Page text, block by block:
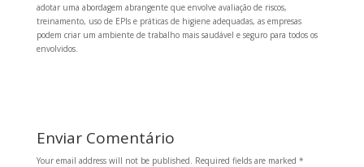
adotar uma abordagem abrangente que envolve avaliação de riscos,
treinamento, uso de EPIs e práticas de higiene adequadas, as empresas
podem criar um ambiente de trabalho mais saudável e seguro para todos os
envolvidos.
Enviar Comentário
Your email address will not be published. Required fields are marked *